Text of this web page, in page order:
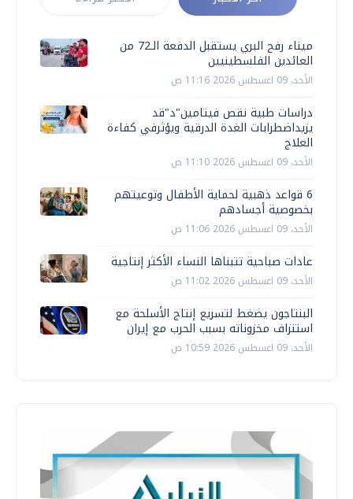
ميناء رفح البري يستقبل الدفعة الـ72 من
العائدين الفلسطينيين
الأحد، 09 اغسطس 2026 11:16 ص
دراسات طبية نقص فيتامين"د"قد
يزيداضطرابات الغدة الدرقية ويؤثرفي كفاءة
العلاج
الأحد، 09 اغسطس 2026 11:10 ص
6 قواعد ذهبية لحماية الأطفال وتوعيتهم
بخصوصية أجسادهم
الأحد، 09 اغسطس 2026 11:06 ص
عادات صباحية تتبناها النساء الأكثر إنتاجية
الأحد، 09 اغسطس 2026 11:02 ص
البنتاجون يضغط لتسريع إنتاج الأسلحة مع
استنزاف مخزوناته بسبب الحرب مع إيران
الأحد، 09 اغسطس 2026 10:59 ص